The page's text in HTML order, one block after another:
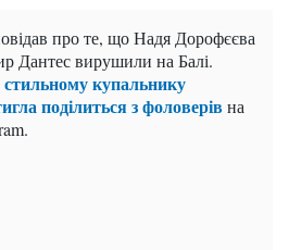
про те, що Надя Дорофєєва
Дантес вирушили на Балі.
купальнику
поділиться з фоловерівна